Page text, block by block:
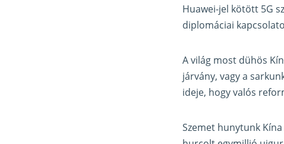
Huawei-jel kötött 5G
diplomáciai
A világ most dühös
járvány, vagy a
ideje, hogy valós
Szemet hunytunk